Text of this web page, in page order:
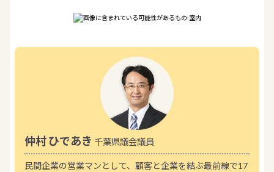
仲村 ひであき 千葉県議会議員
民間企業の営業マンとして、顧客と企業を結ぶ最前線で17